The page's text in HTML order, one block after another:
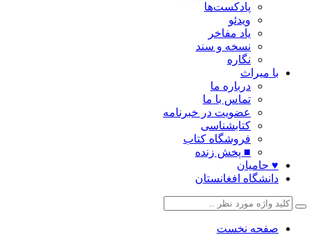
پادکست‌ها
ویدئو
یاد مفاخر
نسخه و سند
نگاره
با میراث
درباره ما
تماس با ما
عضویت در خبرنامه
کتابشناسی
فروشگاه کتاب
■ پخش زنده
♥ حامیان
دانشگاه افغانستان
صفحه نخست